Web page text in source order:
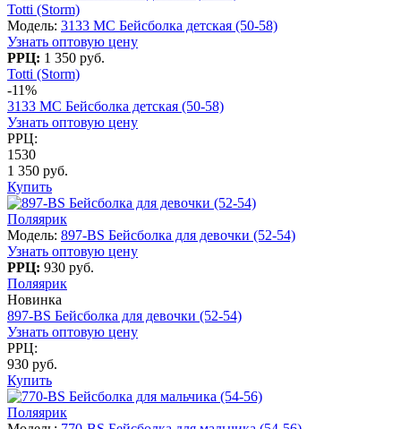
Totti (Storm)
Модель: 3133 МС Бейсболка детская (50-58)
Узнать оптовую цену
РРЦ: 1 350 руб.
Totti (Storm)
-11%
3133 МС Бейсболка детская (50-58)
Узнать оптовую цену
РРЦ:
1530
1 350 руб.
Купить
Поляярик
Модель: 897-BS Бейсболка для девочки (52-54)
Узнать оптовую цену
РРЦ: 930 руб.
Поляярик
Новинка
897-BS Бейсболка для девочки (52-54)
Узнать оптовую цену
РРЦ:
930 руб.
Купить
Поляярик